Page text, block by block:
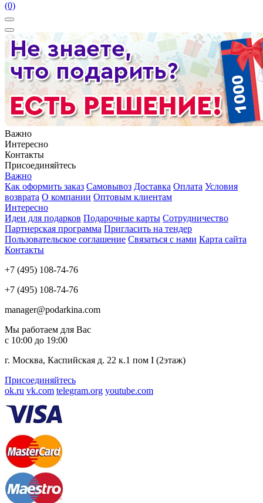
(0)
Важно
Интересно
Контакты
Присоединяйтесь
Важно
Как оформить заказ Самовывоз Доставка Оплата Условия
возврата О компании Оптовым клиентам
Интересно
Идеи для подарков Подарочные карты Сотрудничество
Партнерская программа Пригласить на тендер
Пользовательское соглашение Связаться с нами Карта сайта
Контакты
+7 (495) 108-74-76
+7 (495) 108-74-76
manager@podarkina.com
Мы работаем для Вас
с 10:00 до 19:00
г. Москва, Каспийская д. 22 к.1 пом I (2этаж)
Присоединяйтесь
ok.ru vk.com telegram.org youtube.com